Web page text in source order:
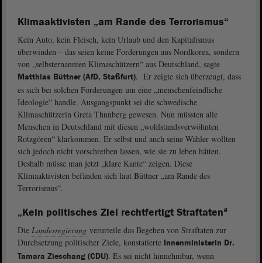
Klimaaktivisten „am Rande des Terrorismus“
Kein Auto, kein Fleisch, kein Urlaub und den Kapitalismus
überwinden – das seien keine Forderungen aus Nordkorea, sondern
von „selbsternannten Klimaschützern“ aus Deutschland, sagte
Matthias Büttner (AfD, Staßfurt). Er zeigte sich überzeugt, dass
es sich bei solchen Forderungen um eine „menschenfeindliche
Ideologie“ handle. Ausgangspunkt sei die schwedische
Klimaschützerin Greta Thunberg gewesen. Nun müssten alle
Menschen in Deutschland mit diesen „wohlstandsverwöhnten
Rotzgören“ klarkommen. Er selbst und auch seine Wähler wollten
sich jedoch nicht vorschreiben lassen, wie sie zu leben hätten.
Deshalb müsse man jetzt „klare Kante“ zeigen. Diese
Klimaaktivisten befänden sich laut Büttner „am Rande des
Terrorismus“.
„Kein politisches Ziel rechtfertigt Straftaten“
Die Landesregierung verurteile das Begehen von Straftaten zur
Durchsetzung politischer Ziele, konstatierte Innenministerin Dr.
Tamara Zieschang (CDU). Es sei nicht hinnehmbar, wenn